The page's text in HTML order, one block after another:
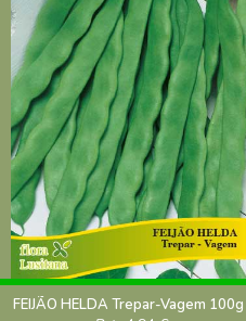
FEIJÃO HELDA Trepar-Vagem 100g